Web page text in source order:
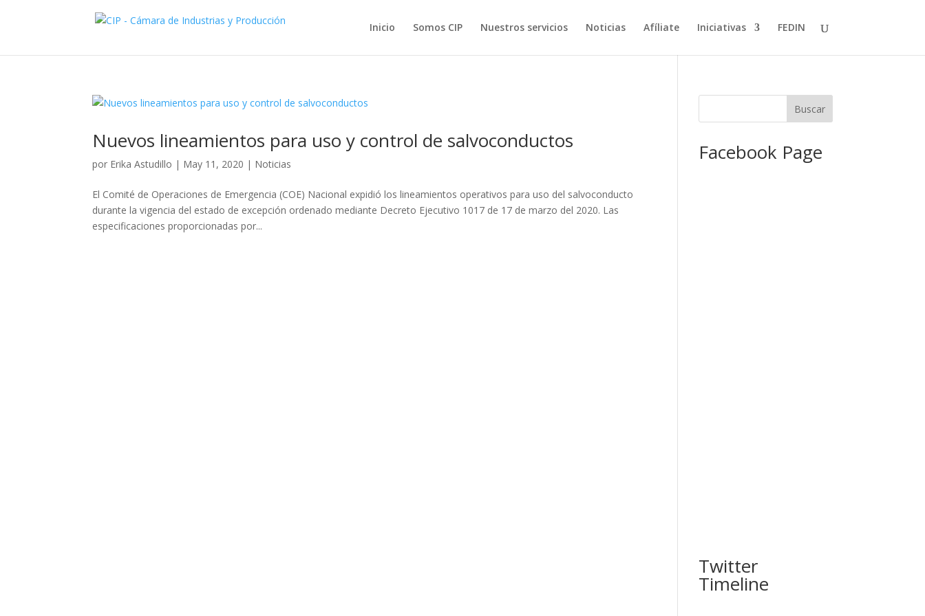
Inicio Somos CIP Nuestros servicios Noticias Afíliate Iniciativas FEDIN
Nuevos lineamientos para uso y control de salvoconductos
por Erika Astudillo | May 11, 2020 | Noticias
El Comité de Operaciones de Emergencia (COE) Nacional expidió los lineamientos operativos para uso del salvoconducto
durante la vigencia del estado de excepción ordenado mediante Decreto Ejecutivo 1017 de 17 de marzo del 2020. Las
especificaciones proporcionadas por...
Facebook Page
Twitter
Timeline